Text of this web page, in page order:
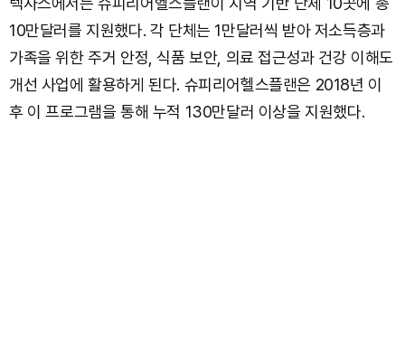
10만달러를 지원했다. 각 단체는 1만달러씩 받아 저소득층과
가족을 위한 주거 안정, 식품 보안, 의료 접근성과 건강 이해도
개선 사업에 활용하게 된다. 슈피리어헬스플랜은 2018년 이
후 이 프로그램을 통해 누적 130만달러 이상을 지원했다.